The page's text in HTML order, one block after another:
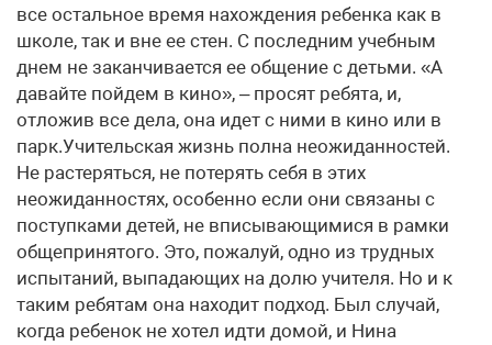
все остальное время нахождения ребенка как в
школе, так и вне ее стен. С последним учебным
днем не заканчивается ее общение с детьми. «А
давайте пойдем в кино», – просят ребята, и,
отложив все дела, она идет с ними в кино или в
парк.Учительская жизнь полна неожиданностей.
Не растеряться, не потерять себя в этих
неожиданностях, особенно если они связаны с
поступками детей, не вписывающимися в рамки
общепринятого. Это, пожалуй, одно из трудных
испытаний, выпадающих на долю учителя. Но и к
таким ребятам она находит подход. Был случай,
когда ребенок не хотел идти домой, и Нина